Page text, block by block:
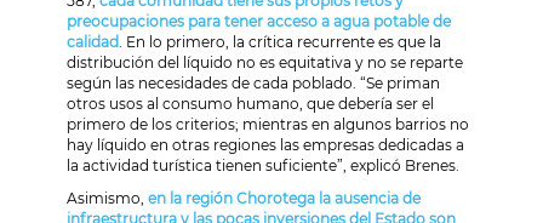
preocupaciones para tener acceso a agua potable de
calidad. En lo primero, la crítica recurrente es que la
distribución del líquido no es equitativa y no se reparte
según las necesidades de cada poblado. “Se priman
otros usos al consumo humano, que debería ser el
primero de los criterios; mientras en algunos barrios no
hay líquido en otras regiones las empresas dedicadas a
la actividad turística tienen suficiente”, explicó Brenes.
Asimismo, en la región Chorotega la ausencia de
infraestructura y las pocas inversiones del Estado son